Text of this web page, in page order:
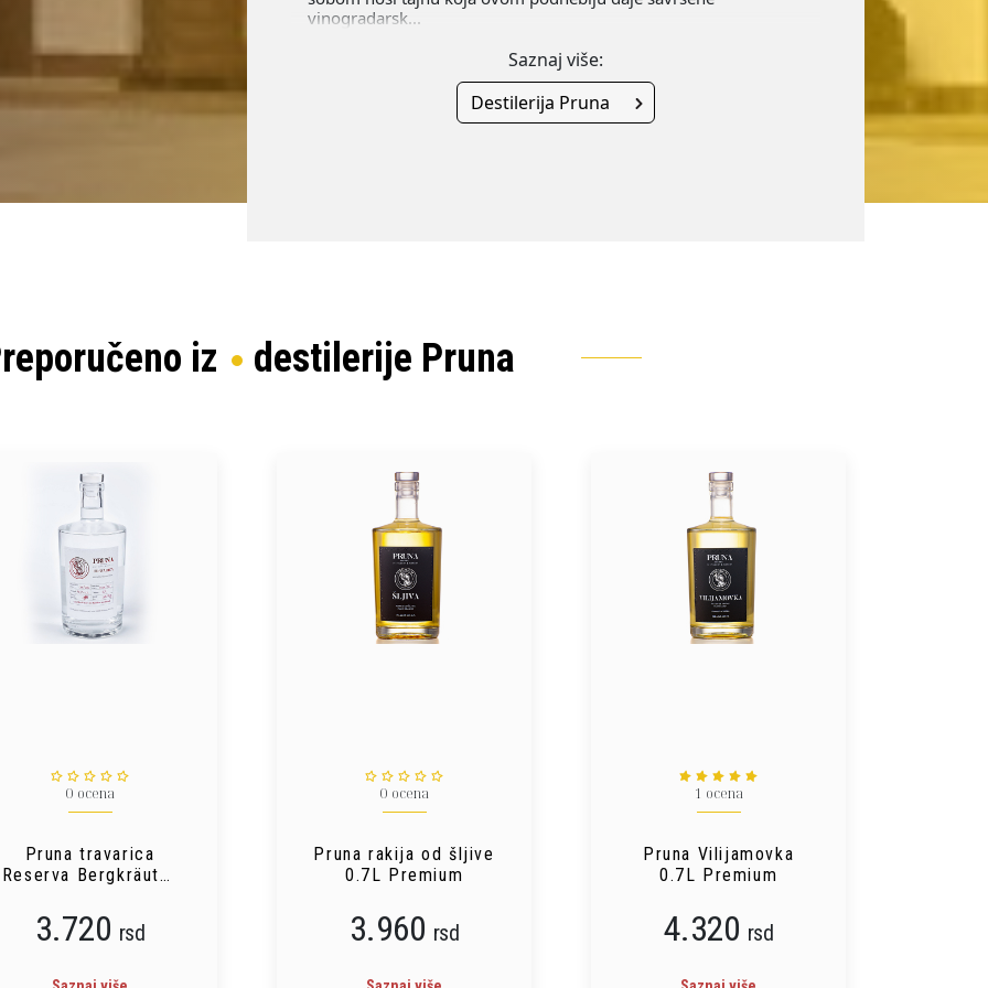
vinogradarsk...
Saznaj više:
Destilerija Pruna
iz destilerije Pruna
0 ocena
Pruna travarica
Reserva Bergkräuter
3.720 rsd
0 ocena
Pruna rakija od šljive
0.7L Premium
3.960 rsd
1 ocena
Pruna Vilijamovka
0.7L Premium
4.320 rsd